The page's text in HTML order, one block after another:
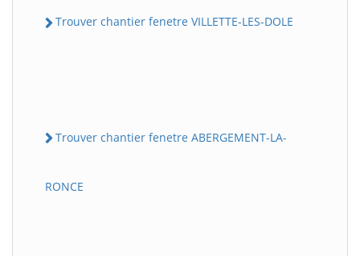
Trouver chantier fenetre VILLETTE-LES-DOLE
Trouver chantier fenetre ABERGEMENT-LA-
RONCE